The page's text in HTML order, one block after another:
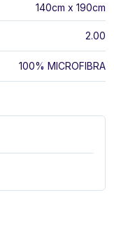
140cm x 190cm
2.00
100% MICROFIBRA